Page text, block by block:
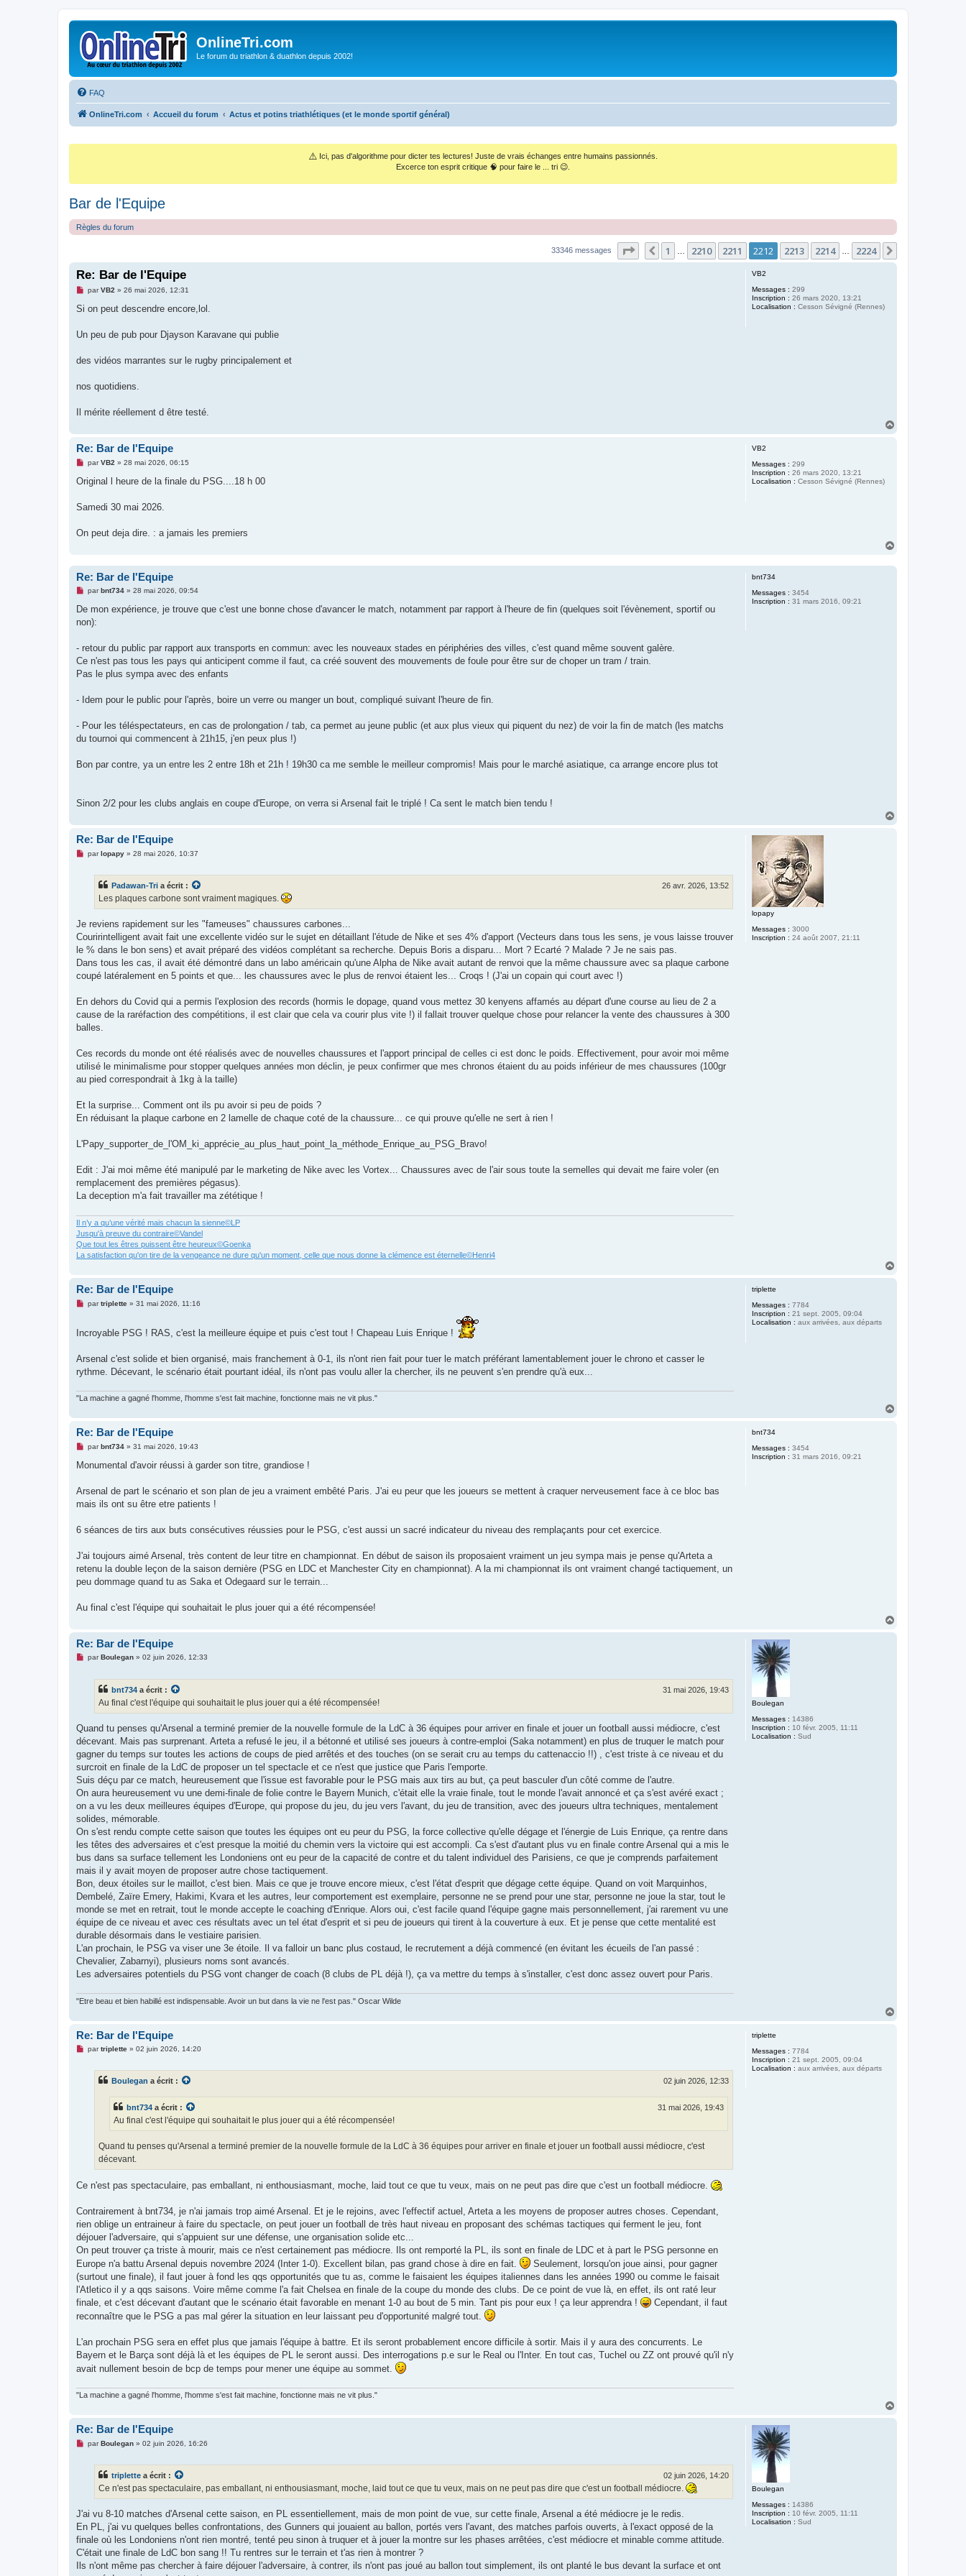
OnlineTri.com
Le forum du triathlon & duathlon depuis 2002!
FAQ
OnlineTri.com Accueil du forum Actus et potins triathlétiques (et le monde sportif général)
⚠️ Ici, pas d'algorithme pour dicter tes lectures! Juste de vrais échanges entre humains passionnés.
Excerce ton esprit critique 🧠 pour faire le ... tri 😉.
Bar de l'Equipe
Règles du forum
33346 messages Page 2212sur2224
Précédent
1 2210 2211 2212 2213 2214 2224
VB2
Messages : 299
Inscription : 26 mars 2020, 13:21
Localisation : Cesson Sévigné (Rennes)
Re: Bar de l'Equipe
M
g
o
u
parVB2 » 26 mai 2026, 12:31
Si on peut descendre encore,lol.
Un peu de pub pour Djayson Karavane qui publie
des vidéos marrantes sur le rugby principalement et
nos quotidiens.
Il mérite réellement d être testé.
VB2
Messages : 299
Inscription : 26 mars 2020, 13:21
Localisation : Cesson Sévigné (Rennes)
Re: Bar de l'Equipe
M
s
g
o
parVB2 » 28 mai 2026, 06:15
Original l heure de la finale du PSG....18 h 00
Samedi 30 mai 2026.
On peut deja dire. : a jamais les premiers
bnt734
Messages : 3454
Inscription : 31 mars 2016, 09:21
Re: Bar de l'Equipe
M
s
a
n
o
l
parbnt734» 28 mai 2026, 09:54
De mon expérience, je trouve que c'est une bonne chose d'avancer le match, notamment par rapport à l'heure de fin (quelques soit l'évènement, sportif ou
non):
- retour du public par rapport aux transports en commun: avec les nouveaux stades en périphéries des villes, c'est quand même souvent galère.
Ce n'est pas tous les pays qui anticipent comme il faut, ca créé souvent des mouvements de foule pour être sur de choper un tram / train.
Pas le plus sympa avec des enfants
- Idem pour le public pour l'après, boire un verre ou manger un bout, compliqué suivant l'heure de fin.
- Pour les téléspectateurs, en cas de prolongation / tab, ca permet au jeune public (et aux plus vieux qui piquent du nez) de voir la fin de match (les matchs
du tournoi qui commencent à 21h15, j'en peux plus !)
Bon par contre, ya un entre les 2 entre 18h et 21h ! 19h30 ca me semble le meilleur compromis! Mais pour le marché asiatique, ca arrange encore plus tot
Sinon 2/2 pour les clubs anglais en coupe d'Europe, on verra si Arsenal fait le triplé ! Ca sent le match bien tendu !
lopapy
Messages : 3000
Inscription : 24 août 2007, 21:11
Re: Bar de l'Equipe
M
o
l
u
parlopapy» 28 mai 2026, 10:37
Padawan-Tri a écrit : 26 avr. 2026, 13:52
Les plaques carbone sont vraiment magiques.
Je reviens rapidement sur les "fameuses" chaussures carbones...
Couririntelligent avait fait une excellente vidéo sur le sujet en détaillant l'étude de Nike et ses 4% d'apport (Vecteurs dans tous les sens, je vous laisse trouver
le % dans le bon sens) et avait préparé des vidéos complétant sa recherche. Depuis Boris a disparu... Mort ? Ecarté ? Malade ? Je ne sais pas.
Dans tous les cas, il avait été démontré dans un labo américain qu'une Alpha de Nike avait autant de renvoi que la même chaussure avec sa plaque carbone
coupé latéralement en 5 points et que... les chaussures avec le plus de renvoi étaient les... Croqs ! (J'ai un copain qui court avec !)
En dehors du Covid qui a permis l'explosion des records (hormis le dopage, quand vous mettez 30 kenyens affamés au départ d'une course au lieu de 2 a
cause de la raréfaction des compétitions, il est clair que cela va courir plus vite !) il fallait trouver quelque chose pour relancer la vente des chaussures à 300
balles.
Ces records du monde ont été réalisés avec de nouvelles chaussures et l'apport principal de celles ci est donc le poids. Effectivement, pour avoir moi même
utilisé le minimalisme pour stopper quelques années mon déclin, je peux confirmer que mes chronos étaient du au poids inférieur de mes chaussures (100gr
au pied correspondrait à 1kg à la taille)
Et la surprise... Comment ont ils pu avoir si peu de poids ?
En réduisant la plaque carbone en 2 lamelle de chaque coté de la chaussure... ce qui prouve qu'elle ne sert à rien !
L'Papy_supporter_de_l'OM_ki_apprécie_au_plus_haut_point_la_méthode_Enrique_au_PSG_Bravo!
Edit : J'ai moi même été manipulé par le marketing de Nike avec les Vortex... Chaussures avec de l'air sous toute la semelles qui devait me faire voler (en
remplacement des premières pégasus).
La deception m'a fait travailler ma zététique !
Il n’y a qu’une vérité mais chacun la sienne©LP
Jusqu'à preuve du contraire©Vandel
Que tout les êtres puissent être heureux©Goenka
La satisfaction qu'on tire de la vengeance ne dure qu'un moment, celle que nous donne la clémence est éternelle©Henri4
triplette
Messages : 7784
Inscription : 21 sept. 2005, 09:04
Localisation : aux arrivées, aux départs
Re: Bar de l'Equipe
M
a
n
o
u
partriplette» 31 mai 2026, 11:16
Incroyable PSG ! RAS, c'est la meilleure équipe et puis c'est tout ! Chapeau Luis Enrique !
Arsenal c'est solide et bien organisé, mais franchement à 0-1, ils n'ont rien fait pour tuer le match préférant lamentablement jouer le chrono et casser le
rythme. Décevant, le scénario était pourtant idéal, ils n'ont pas voulu aller la chercher, ils ne peuvent s'en prendre qu'à eux...
"La machine a gagné l'homme, l'homme s'est fait machine, fonctionne mais ne vit plus."
bnt734
Messages : 3454
Inscription : 31 mars 2016, 09:21
Re: Bar de l'Equipe
M
s
g
n
l
parbnt734» 31 mai 2026, 19:43
Monumental d'avoir réussi à garder son titre, grandiose !
Arsenal de part le scénario et son plan de jeu a vraiment embêté Paris. J'ai eu peur que les joueurs se mettent à craquer nerveusement face à ce bloc bas
mais ils ont su être etre patients !
6 séances de tirs aux buts consécutives réussies pour le PSG, c'est aussi un sacré indicateur du niveau des remplaçants pour cet exercice.
J'ai toujours aimé Arsenal, très content de leur titre en championnat. En début de saison ils proposaient vraiment un jeu sympa mais je pense qu'Arteta a
retenu la double leçon de la saison dernière (PSG en LDC et Manchester City en championnat). A la mi championnat ils ont vraiment changé tactiquement, un
peu dommage quand tu as Saka et Odegaard sur le terrain...
Au final c'est l'équipe qui souhaitait le plus jouer qui a été récompensée!
Boulegan
Messages : 14386
Inscription : 10 févr. 2005, 11:11
Localisation : Sud
Re: Bar de l'Equipe
M
o
n
l
u
parBoulegan» 02 juin 2026, 12:33
bnt734 a écrit : 31 mai 2026, 19:43
Au final c'est l'équipe qui souhaitait le plus jouer qui a été récompensée!
Quand tu penses qu'Arsenal a terminé premier de la nouvelle formule de la LdC à 36 équipes pour arriver en finale et jouer un football aussi médiocre, c'est
décevant. Mais pas surprenant. Arteta a refusé le jeu, il a bétonné et utilisé ses joueurs à contre-emploi (Saka notamment) en plus de truquer le match pour
gagner du temps sur toutes les actions de coups de pied arrêtés et des touches (on se serait cru au temps du cattenaccio !!) , c'est triste à ce niveau et du
surcroit en finale de la LdC de proposer un tel spectacle et ce n'est que justice que Paris l'emporte.
Suis déçu par ce match, heureusement que l'issue est favorable pour le PSG mais aux tirs au but, ça peut basculer d'un côté comme de l'autre.
On aura heureusement vu une demi-finale de folie contre le Bayern Munich, c'était elle la vraie finale, tout le monde l'avait annoncé et ça s'est avéré exact ;
on a vu les deux meilleures équipes d'Europe, qui propose du jeu, du jeu vers l'avant, du jeu de transition, avec des joueurs ultra techniques, mentalement
solides, mémorable.
On s'est rendu compte cette saison que toutes les équipes ont eu peur du PSG, la force collective qu'elle dégage et l'énergie de Luis Enrique, ça rentre dans
les têtes des adversaires et c'est presque la moitié du chemin vers la victoire qui est accompli. Ca s'est d'autant plus vu en finale contre Arsenal qui a mis le
bus dans sa surface tellement les Londoniens ont eu peur de la capacité de contre et du talent individuel des Parisiens, ce que je comprends parfaitement
mais il y avait moyen de proposer autre chose tactiquement.
Bon, deux étoiles sur le maillot, c'est bien. Mais ce que je trouve encore mieux, c'est l'état d'esprit que dégage cette équipe. Quand on voit Marquinhos,
Dembelé, Zaïre Emery, Hakimi, Kvara et les autres, leur comportement est exemplaire, personne ne se prend pour une star, personne ne joue la star, tout le
monde se met en retrait, tout le monde accepte le coaching d'Enrique. Alors oui, c'est facile quand l'équipe gagne mais personnellement, j'ai rarement vu une
équipe de ce niveau et avec ces résultats avec un tel état d'esprit et si peu de joueurs qui tirent à la couverture à eux. Et je pense que cette mentalité est
durable désormais dans le vestiaire parisien.
L'an prochain, le PSG va viser une 3e étoile. Il va falloir un banc plus costaud, le recrutement a déjà commencé (en évitant les écueils de l'an passé :
Chevalier, Zabarnyi), plusieurs noms sont avancés.
Les adversaires potentiels du PSG vont changer de coach (8 clubs de PL déjà !), ça va mettre du temps à s'installer, c'est donc assez ouvert pour Paris.
"Etre beau et bien habillé est indispensable. Avoir un but dans la vie ne l'est pas." Oscar Wilde
triplette
Messages : 7784
Inscription : 21 sept. 2005, 09:04
Localisation : aux arrivées, aux départs
Re: Bar de l'Equipe
Mpartriplette» 02 juin 2026, 14:20
Boulegan a écrit : 02 juin 2026, 12:33
bnt734 a écrit : 31 mai 2026, 19:43
Au final c'est l'équipe qui souhaitait le plus jouer qui a été récompensée!
Quand tu penses qu'Arsenal a terminé premier de la nouvelle formule de la LdC à 36 équipes pour arriver en finale et jouer un football aussi médiocre, c'est
décevant.
Ce n'est pas spectaculaire, pas emballant, ni enthousiasmant, moche, laid tout ce que tu veux, mais on ne peut pas dire que c'est un football médiocre.
Contrairement à bnt734, je n'ai jamais trop aimé Arsenal. Et je le rejoins, avec l'effectif actuel, Arteta a les moyens de proposer autres choses. Cependant,
rien oblige un entraineur à faire du spectacle, on peut jouer un football de très haut niveau en proposant des schémas tactiques qui ferment le jeu, font
déjouer l'adversaire, qui s'appuient sur une défense, une organisation solide etc...
On peut trouver ça triste à mourir, mais ce n'est certainement pas médiocre. Ils ont remporté la PL, ils sont en finale de LDC et à part le PSG personne en
Europe n'a battu Arsenal depuis novembre 2024 (Inter 1-0). Excellent bilan, pas grand chose à dire en fait.
Seulement, lorsqu'on joue ainsi, pour gagner
(surtout une finale), il faut jouer à fond les qqs opportunités que tu as, comme le faisaient les équipes italiennes dans les années 1990 ou comme le faisait
l'Atletico il y a qqs saisons. Voire même comme l'a fait Chelsea en finale de la coupe du monde des clubs. De ce point de vue là, en effet, ils ont raté leur
finale, et c'est décevant d'autant que le scénario était favorable en menant 1-0 au bout de 5 min. Tant pis pour eux ! ça leur apprendra !
Cependant, il faut
reconnaître que le PSG a pas mal gérer la situation en leur laissant peu d'opportunité malgré tout.
L'an prochain PSG sera en effet plus que jamais l'équipe à battre. Et ils seront probablement encore difficile à sortir. Mais il y aura des concurrents. Le
Bayern et le Barça sont déjà là et les équipes de PL le seront aussi. Des interrogations p.e sur le Real ou l'Inter. En tout cas, Tuchel ou ZZ ont prouvé qu'il n'y
avait nullement besoin de bcp de temps pour mener une équipe au sommet.
"La machine a gagné l'homme, l'homme s'est fait machine, fonctionne mais ne vit plus."
Boulegan
Messages : 14386
Inscription : 10 févr. 2005, 11:11
Localisation : Sud
Re: Bar de l'Equipe
M
o
l
u
parBoulegan» 02 juin 2026, 16:26
triplette a écrit : 02 juin 2026, 14:20
Ce n'est pas spectaculaire, pas emballant, ni enthousiasmant, moche, laid tout ce que tu veux, mais on ne peut pas dire que c'est un football médiocre.
J'ai vu 8-10 matches d'Arsenal cette saison, en PL essentiellement, mais de mon point de vue, sur cette finale, Arsenal a été médiocre je le redis.
En PL, j'ai vu quelques belles confrontations, des Gunners qui jouaient au ballon, portés vers l'avant, des matches parfois ouverts, à l'exact opposé de la
finale où les Londoniens n'ont rien montré, tenté peu sinon à truquer et à jouer la montre sur les phases arrêtées, c'est médiocre et minable comme attitude.
C'était une finale de LdC bon sang !! Tu rentres sur le terrain et t'as rien à montrer ?
Ils n'ont même pas chercher à faire déjouer l'adversaire, à contrer, ils n'ont pas joué au ballon tout simplement, ils ont planté le bus devant la surface et ont